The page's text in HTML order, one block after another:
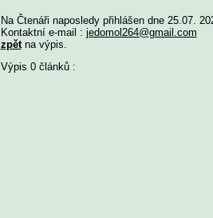
Na Čtenáři naposledy přihlášen dne 25.07.
Kontaktní e-mail : jedomol264@gmail.com
zpětna výpis.
Výpis 0 článků :